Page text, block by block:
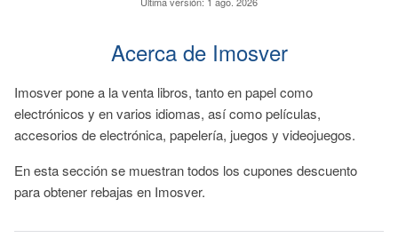
Acerca de Imosver
Imosver pone a la venta libros, tanto en papel como
electrónicos y en varios idiomas, así como películas,
accesorios de electrónica, papelería, juegos y videojuegos.
En esta sección se muestran todos los cupones descuento
para obtener rebajas en Imosver.